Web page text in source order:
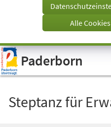
Visuelle
Assistenzsoftware
öffnen.
Tab)
Alle
Paderborn
Steptanz für